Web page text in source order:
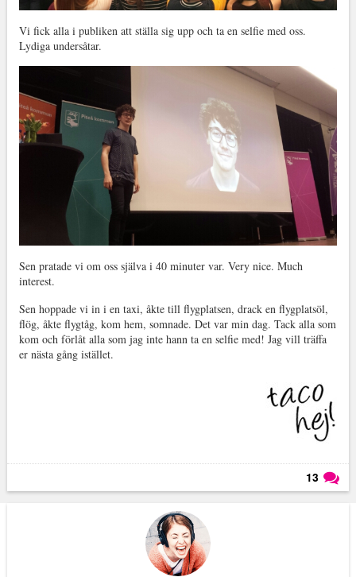
Vi fick alla i publiken att ställa sig upp och ta en selfie med oss.
Lydiga undersåtar.
Sen pratade vi om oss själva i 40 minuter var. Very nice. Much
interest.
Sen hoppade vi in i en taxi, åkte till flygplatsen, drack en flygplatsöl,
flög, åkte flygtåg, kom hem, somnade. Det var min dag. Tack alla som
kom och förlåt alla som jag inte hann ta en selfie med! Jag vill träffa
er nästa gång istället.
13